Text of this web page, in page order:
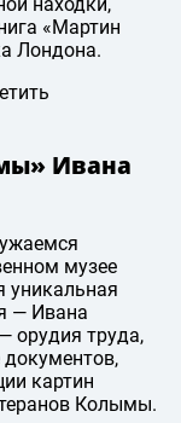
«Мартин
Лондона.
Ивана
музее
уникальная
— Ивана
орудия труда,
документов,
картин
Колымы.